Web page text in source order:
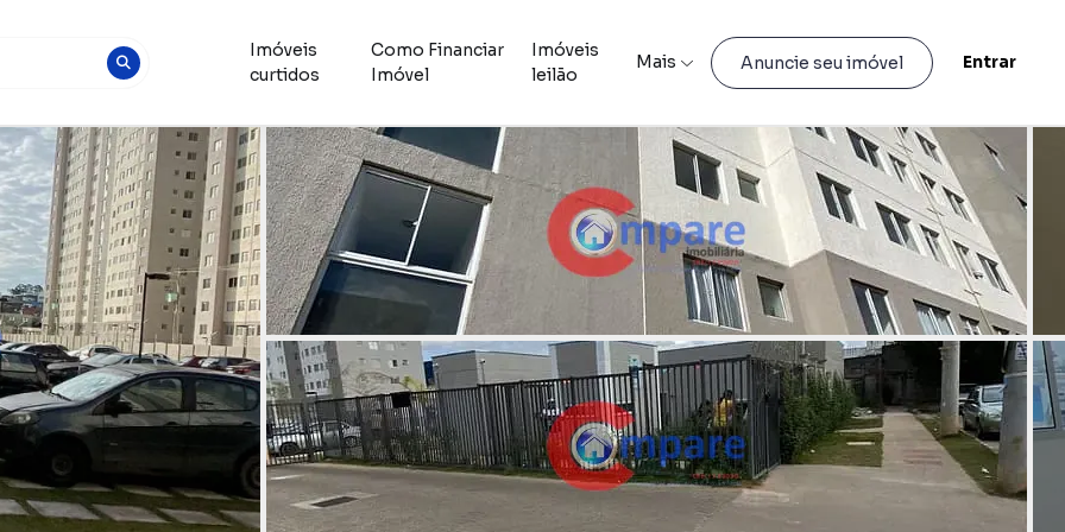
Imóveis
curtidos
Como Financiar
Imóvel
Imóveis
leilão
Mais Anuncie seu imóvel Entrar